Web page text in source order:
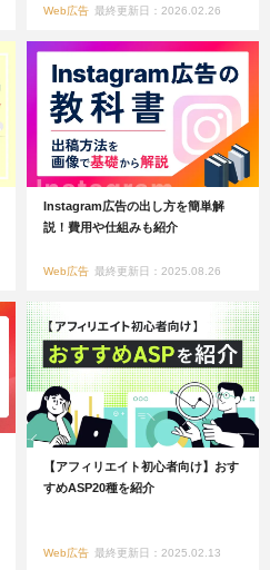
Web広告 最終更新日：2026.02.26
Instagram広告の出し方を簡単解
説！費用や仕組みも紹介
Web広告 最終更新日：2025.08.26
【アフィリエイト初心者向け】おす
すめASP20種を紹介
Web広告 最終更新日：2025.02.13